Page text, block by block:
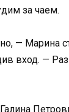
за чаем.
— Марина
вход. —